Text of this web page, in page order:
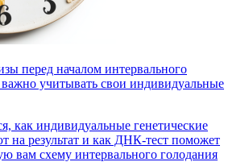
перед началом интервального
учитывать свои индивидуальные
как индивидуальные генетические
на результат и как ДНК-тест поможет
вам схему интервального голодания